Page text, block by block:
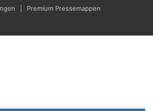
Premium Pressemappen